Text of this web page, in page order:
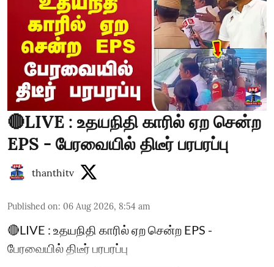
🔴LIVE : உதயநிதி காரில் ஏற சென்ற
EPS - பேரவையில் திடீர் பரபரப்பு
thanthitv
Published on: 06 Aug 2026, 8:54 am
🔴LIVE : உதயநிதி காரில் ஏற சென்ற EPS -
பேரவையில் திடீர் பரபரப்பு